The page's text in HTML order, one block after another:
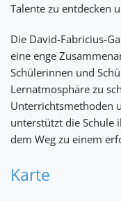
Talente zu entdecken
Die David-Fabricius-
eine enge
Schülerinnen und
Lernatmosphäre zu
Unterrichtsmethoden
unterstützt die Schule
dem Weg zu einem
Karte